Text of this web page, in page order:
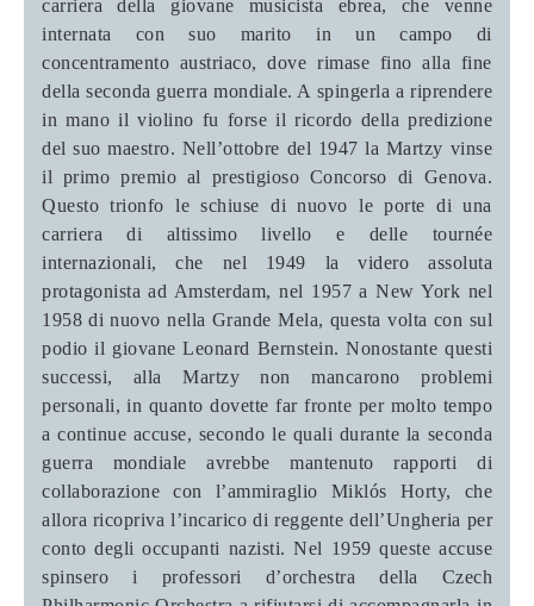
carriera della giovane musicista ebrea, che venne
internata con suo marito in un campo di
concentramento austriaco, dove rimase fino alla fine
della seconda guerra mondiale. A spingerla a riprendere
in mano il violino fu forse il ricordo della predizione
del suo maestro. Nell’ottobre del 1947 la Martzy vinse
il primo premio al prestigioso Concorso di Genova.
Questo trionfo le schiuse di nuovo le porte di una
carriera di altissimo livello e delle tournée
internazionali, che nel 1949 la videro assoluta
protagonista ad Amsterdam, nel 1957 a New York nel
1958 di nuovo nella Grande Mela, questa volta con sul
podio il giovane Leonard Bernstein. Nonostante questi
successi, alla Martzy non mancarono problemi
personali, in quanto dovette far fronte per molto tempo
a continue accuse, secondo le quali durante la seconda
guerra mondiale avrebbe mantenuto rapporti di
collaborazione con l’ammiraglio Miklós Horty, che
allora ricopriva l’incarico di reggente dell’Ungheria per
conto degli occupanti nazisti. Nel 1959 queste accuse
spinsero i professori d’orchestra della Czech